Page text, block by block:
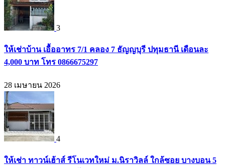
3
ให้เช่าบ้าน เอื้ออาทร 7/1 คลอง 7 ธัญญบุรี ปทุมธานี เดือนละ
4,000 บาท โทร 0866675297
28 เมษายน 2026
4
ให้เช่า ทาวน์เฮ้าส์ รีโนเวทใหม่ ม.นิราวิลล์ ใกล้ซอย บางบอน 5